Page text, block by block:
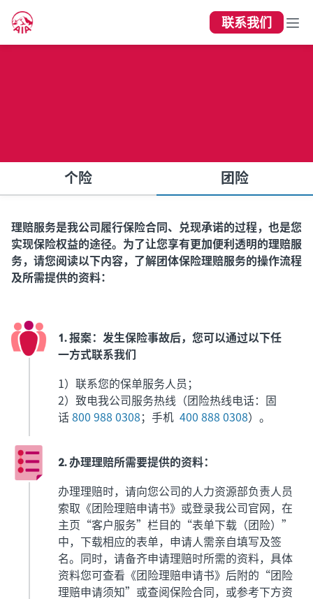
联系我们
理赔服务指南（团险）
个险 团险
理赔服务是我公司履行保险合同、兑现承诺的过程，也是您
实现保险权益的途径。为了让您享有更加便利透明的理赔服
务，请您阅读以下内容，了解团体保险理赔服务的操作流程
及所需提供的资料：
1. 报案：发生保险事故后，您可以通过以下任
一方式联系我们
1）联系您的保单服务人员；
2）致电我公司服务热线（团险热线电话：固
话800 988 0308；手机 400 888 0308）。
2. 办理理赔所需要提供的资料：
办理理赔时，请向您公司的人力资源部负责人员
索取《团险理赔申请书》或登录我公司官网，在
主页“客户服务”栏目的“表单下载（团险）”
中，下载相应的表单，申请人需亲自填写及签
名。同时，请备齐申请理赔时所需的资料，具体
资料您可查看《团险理赔申请书》后附的“团险
理赔申请须知”或查阅保险合同，或参考下方资